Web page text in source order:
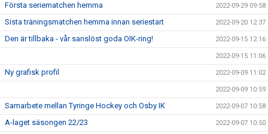
Första seriematchen hemma 2022-09-29 09:58
Sista träningsmatchen hemma innan seriestart 2022-09-20 12:37
Den är tillbaka - vår sanslöst goda OIK-ring! 2022-09-15 12:16
2022-09-15 11:06
Ny grafisk profil 2022-09-09 11:02
2022-09-09 10:59
Samarbete mellan Tyringe Hockey och Osby IK 2022-09-07 10:58
A-laget säsongen 22/23 2022-09-07 10:50